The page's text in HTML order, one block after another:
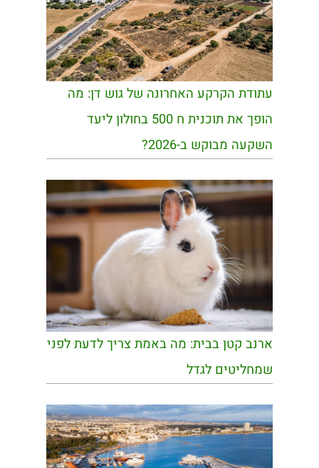
עתודת הקרקע האחרונה של גוש דן: מה
הופך את תוכנית ח 500 בחולון ליעד
השקעה מבוקש ב-2026?
ארנב קטן בבית: מה באמת צריך לדעת לפני
שמחליטים לגדל